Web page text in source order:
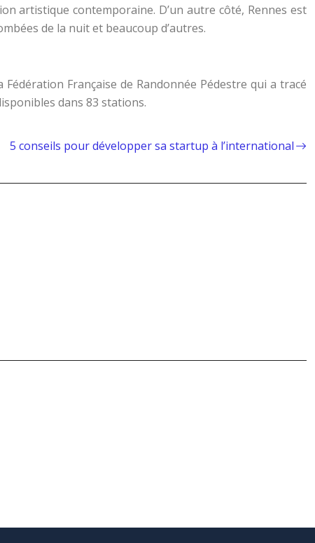
artistique contemporaine. D’un autre côté, Rennes est
de la nuit et beaucoup d’autres.
Française de Randonnée Pédestre qui a tracé
dans 83 stations.
5 conseils pour développer sa startup à l’international